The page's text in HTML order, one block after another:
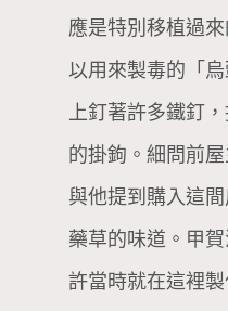
應是特別移植過
以用來製毒的「
上釘著許多鐵釘
的掛鉤。細問前
與他提到購入這
藥草的味道。甲
許當時就在這裡